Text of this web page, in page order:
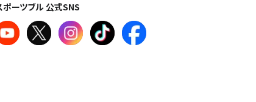
ポーツブル 公式SNS